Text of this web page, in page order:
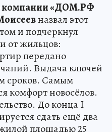
компании «ДОМ.РФ
назвал этот
и подчеркнул
от жильцов:
передано
Выдача ключей
сроков. Самым
комфорт новосёлов.
До конца I
сдать ещё два
площадью 25